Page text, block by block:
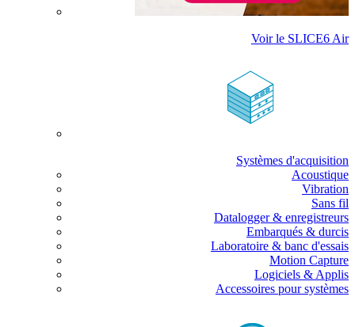
Voir le SLICE6 Air
Systèmes d'acquisition
Acoustique
Vibration
Sans fil
Datalogger & enregistreurs
Embarqués & durcis
Laboratoire & banc d'essais
Motion Capture
Logiciels & Applis
Accessoires pour systèmes